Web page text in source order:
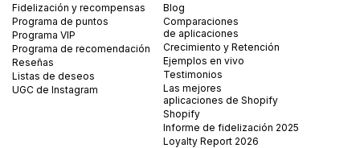
Fidelización y recompensas
Programa de puntos
Programa VIP
Programa de recomendación
Reseñas
Listas de deseos
UGC de Instagram
Blog
Comparaciones
de aplicaciones
Crecimiento y Retención
Ejemplos en vivo
Testimonios
Las mejores
aplicaciones de Shopify
Shopify
Informe de fidelización 2025
Loyalty Report 2026